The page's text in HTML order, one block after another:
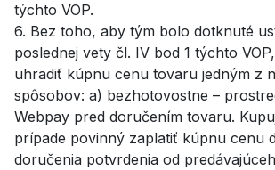
týchto VOP.
6. Bez toho, aby tým bolo dotknuté
poslednej vety čl. IV bod 1 týchto
uhradiť kúpnu cenu tovaru jedným z
spôsobov: a) bezhotovostne –
Webpay pred doručením tovaru.
prípade povinný zaplatiť kúpnu cenu
doručenia potvrdenia od